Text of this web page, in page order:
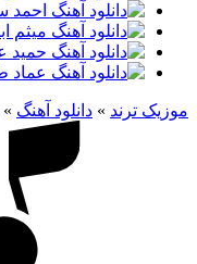
موزیک ترند » دانلود آهنگ »